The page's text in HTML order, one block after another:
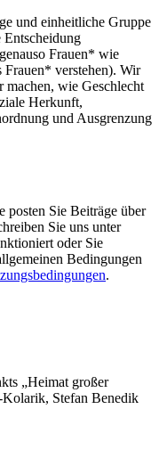
und einheitliche Gruppe
Frauen* wie
Frauen* verstehen). Wir
machen, wie Geschlecht
Herkunft,
und Ausgrenzung
posten Sie Beiträge über
Sie uns unter
oder Sie
Bedingungen
.
„Heimat großer
Stefan Benedik